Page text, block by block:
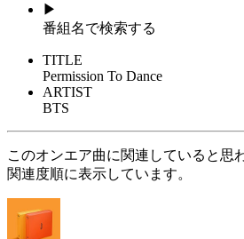
▶
番組名で検索する
TITLE
Permission To Dance
ARTIST
BTS
このオンエア曲に関連していると思
関連度順に表示しています。